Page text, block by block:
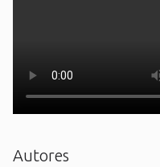
Autores